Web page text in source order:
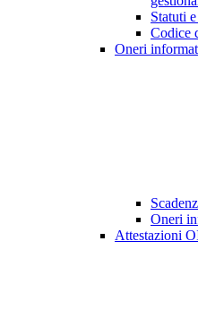
Statuti
Codice
Oneri
Oneri
Attestazioni